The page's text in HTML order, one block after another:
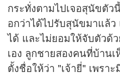
กระทั่งตามไปเจอสุนัขตั
อกว่าได้ไปรับสุนัขมาแล้
ได้ และไม่ยอมให้จับตัวด้
เอง ลูกชายสองคนที่บ้าน
ตั้งชื่อให้ว่า "เจ้ายี่" เพรา